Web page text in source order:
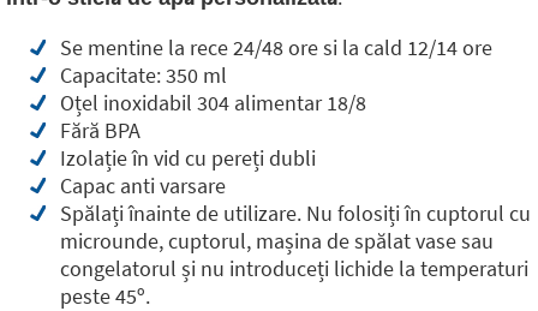
Se mentine la rece 24/48 ore si la cald 12/14 ore
Capacitate: 350 ml
Oțel inoxidabil 304 alimentar 18/8
Fără BPA
Izolație în vid cu pereți dubli
Capac anti varsare
Spălați înainte de utilizare. Nu folosiți în cuptorul cu
microunde, cuptorul, mașina de spălat vase sau
congelatorul și nu introduceți lichide la temperaturi
peste 45º.